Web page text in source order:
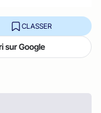
CLASSER
sur Google